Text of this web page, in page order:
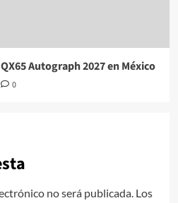
Autograph 2027 en México
0
no será publicada. Los